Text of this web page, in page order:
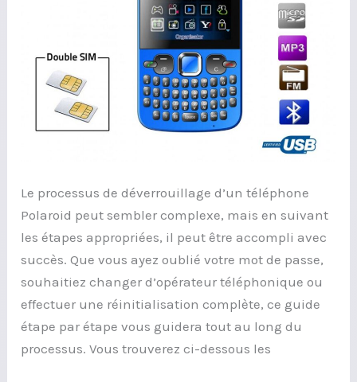
Le processus de déverrouillage d’un téléphone
Polaroid peut sembler complexe, mais en suivant
les étapes appropriées, il peut être accompli avec
succès. Que vous ayez oublié votre mot de passe,
souhaitiez changer d’opérateur téléphonique ou
effectuer une réinitialisation complète, ce guide
étape par étape vous guidera tout au long du
processus. Vous trouverez ci-dessous les